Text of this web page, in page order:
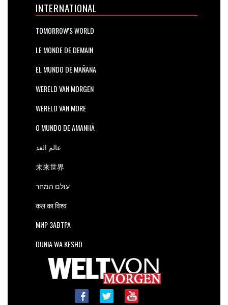
INTERNATIONAL
TOMORROW'S WORLD
LE MONDE DE DEMAIN
EL MUNDO DE MAÑANA
WERELD VAN MORGEN
WERELD VAN MORE
O MUNDO DE AMANHÃ
عالم الغد
未来世界
עולם המחר
कल का विश्व
МИР ЗАВТРА
DUNIA WA KESHO